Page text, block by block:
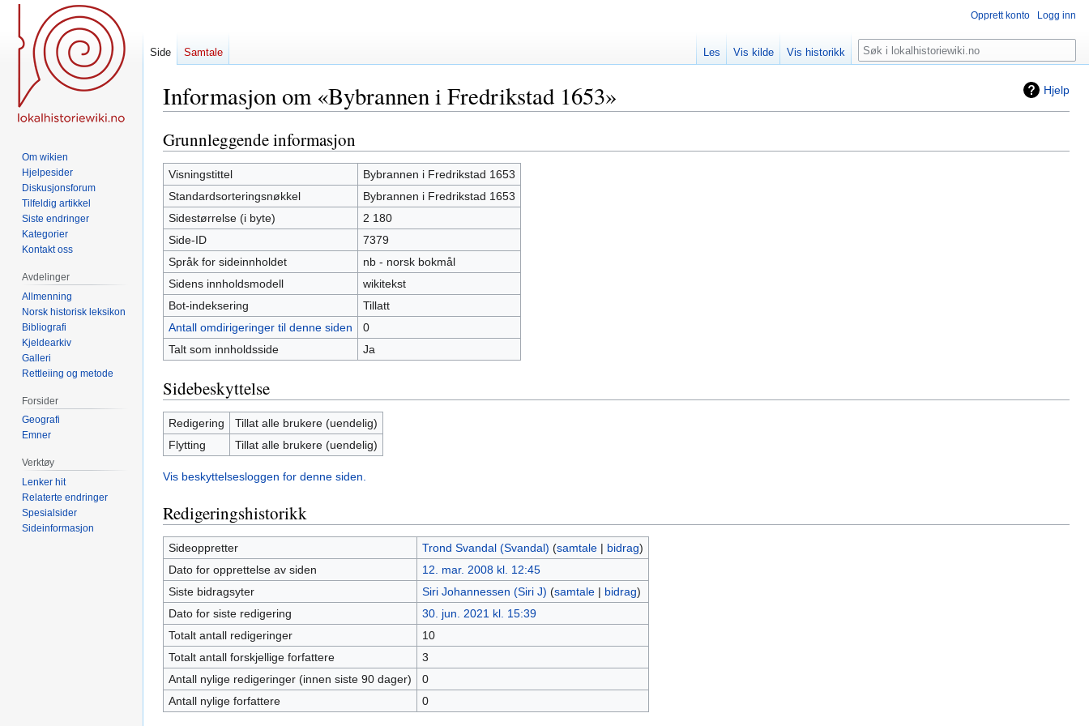
Hjelp
Informasjon om «Bybrannen i Fredrikstad 1653»
Hopp
til
navigering
Hopp
til
søk
Grunnleggende informasjon
Visningstittel
Bybrannen i Fredrikstad 1653
Standardsorteringsnøkkel
Bybrannen i Fredrikstad 1653
Sidestørrelse (i byte)
2 180
Side-ID
7379
Språk for sideinnholdet
nb - norsk bokmål
Sidens innholdsmodell
wikitekst
Bot-indeksering
Tillatt
Antall omdirigeringer til denne siden
0
Talt som innholdsside
Ja
Sidebeskyttelse
Redigering
Tillat alle brukere (uendelig)
Flytting
Tillat alle brukere (uendelig)
Vis beskyttelsesloggen for denne siden.
Redigeringshistorikk
Sideoppretter Trond Svandal (Svandal) (samtale| bidrag)
Dato for opprettelse av siden
12. mar. 2008 kl. 12:45
Siste bidragsyter
Siri Johannessen (Siri J) (samtale| bidrag)
Dato for siste redigering
30. jun. 2021 kl. 15:39
Totalt antall redigeringer
10
Totalt antall forskjellige forfattere
3
Antall nylige redigeringer (innen siste 90 dager)
0
Antall nylige forfattere
0
Opprett konto Logg inn
Side Samtale Les Vis kilde Vis historikk Søk
Om wikien
Hjelpesider
Diskusjonsforum
Tilfeldig artikkel
Siste endringer
Kategorier
Kontakt oss
Avdelinger
Allmenning
Norsk historisk leksikon
Bibliografi
Kjeldearkiv
Galleri
Rettleiing og metode
Forsider
Geografi
Emner
Verktøy
Lenker hit
Relaterte endringer
Spesialsider
Sideinformasjon